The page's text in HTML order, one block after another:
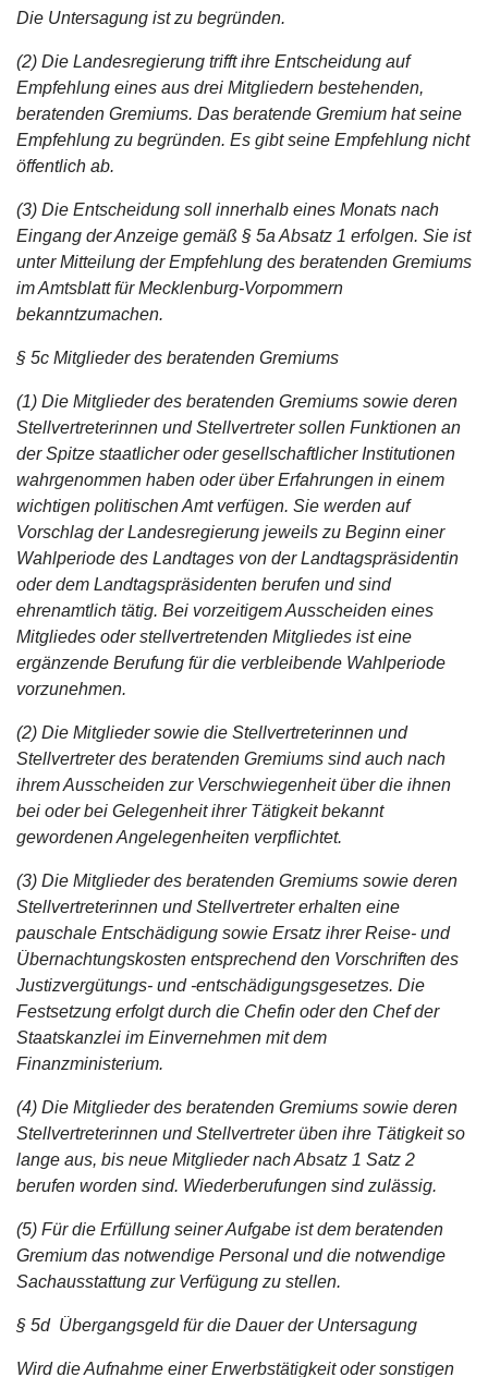
Die Untersagung ist zu begründen.
(2) Die Landesregierung trifft ihre Entscheidung auf
Empfehlung eines aus drei Mitgliedern bestehenden,
beratenden Gremiums. Das beratende Gremium hat seine
Empfehlung zu begründen. Es gibt seine Empfehlung nicht
öffentlich ab.
(3) Die Entscheidung soll innerhalb eines Monats nach
Eingang der Anzeige gemäß § 5a Absatz 1 erfolgen. Sie ist
unter Mitteilung der Empfehlung des beratenden Gremiums
im Amtsblatt für Mecklenburg-Vorpommern
bekanntzumachen.
§ 5c Mitglieder des beratenden Gremiums
(1) Die Mitglieder des beratenden Gremiums sowie deren
Stellvertreterinnen und Stellvertreter sollen Funktionen an
der Spitze staatlicher oder gesellschaftlicher Institutionen
wahrgenommen haben oder über Erfahrungen in einem
wichtigen politischen Amt verfügen. Sie werden auf
Vorschlag der Landesregierung jeweils zu Beginn einer
Wahlperiode des Landtages von der Landtagspräsidentin
oder dem Landtagspräsidenten berufen und sind
ehrenamtlich tätig. Bei vorzeitigem Ausscheiden eines
Mitgliedes oder stellvertretenden Mitgliedes ist eine
ergänzende Berufung für die verbleibende Wahlperiode
vorzunehmen.
(2) Die Mitglieder sowie die Stellvertreterinnen und
Stellvertreter des beratenden Gremiums sind auch nach
ihrem Ausscheiden zur Verschwiegenheit über die ihnen
bei oder bei Gelegenheit ihrer Tätigkeit bekannt
gewordenen Angelegenheiten verpflichtet.
(3) Die Mitglieder des beratenden Gremiums sowie deren
Stellvertreterinnen und Stellvertreter erhalten eine
pauschale Entschädigung sowie Ersatz ihrer Reise- und
Übernachtungskosten entsprechend den Vorschriften des
Justizvergütungs- und -entschädigungsgesetzes. Die
Festsetzung erfolgt durch die Chefin oder den Chef der
Staatskanzlei im Einvernehmen mit dem
Finanzministerium.
(4) Die Mitglieder des beratenden Gremiums sowie deren
Stellvertreterinnen und Stellvertreter üben ihre Tätigkeit so
lange aus, bis neue Mitglieder nach Absatz 1 Satz 2
berufen worden sind. Wiederberufungen sind zulässig.
(5) Für die Erfüllung seiner Aufgabe ist dem beratenden
Gremium das notwendige Personal und die notwendige
Sachausstattung zur Verfügung zu stellen.
§ 5d Übergangsgeld für die Dauer der Untersagung
Wird die Aufnahme einer Erwerbstätigkeit oder sonstigen